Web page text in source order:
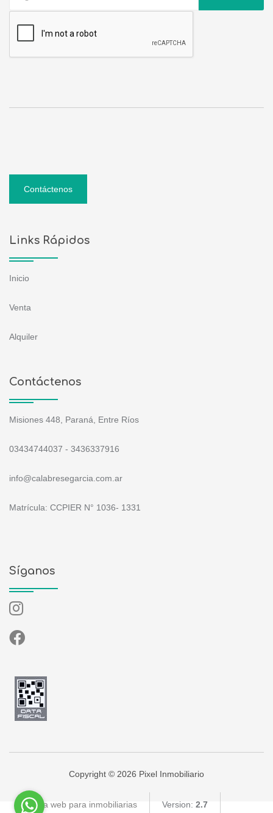
Contáctenos
Links Rápidos
Inicio
Venta
Alquiler
Contáctenos
Misiones 448, Paraná, Entre Ríos
03434744037 - 3436337916
info@calabresegarcia.com.ar
Matrícula: CCPIER N° 1036- 1331
Síganos
Copyright © 2026 Pixel Inmobiliario
Página web para inmobiliarias Version: 2.7